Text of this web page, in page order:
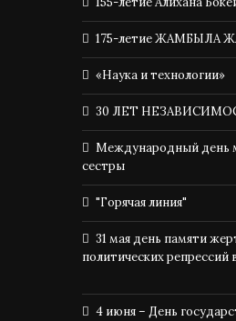
175-летие ЖАМБЫЛА
«Наука и технологии»
30 ЛЕТ
Международный день
сестры
"Горячая линия"
31 мая день памяти
политических репрессий
4 июня – День